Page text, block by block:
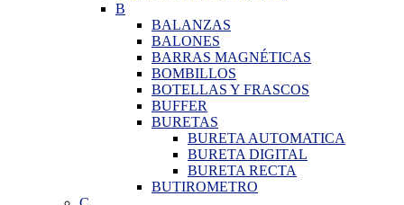
B
BALANZAS
BALONES
BARRAS MAGNÉTICAS
BOMBILLOS
BOTELLAS Y FRASCOS
BUFFER
BURETAS
BURETA AUTOMATICA
BURETA DIGITAL
BURETA RECTA
BUTIROMETRO